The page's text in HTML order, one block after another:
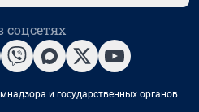
и государственных органов